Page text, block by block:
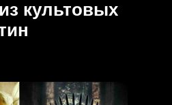
культовых